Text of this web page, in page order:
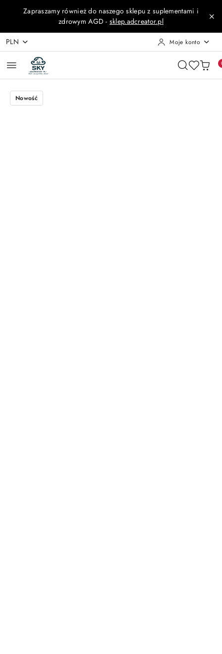
Przejdź do treści głównej
Przejdź do wyszukiwarki
Przejdź do moje konto
Przejdź do menu głównego
Przejdź do opisu produktu
Przejdź do stopki
Zapraszamy również do naszego sklepu z suplementami i
zdrowym AGD - sklep.adcreator.pl
PLN Moje konto
Nowość